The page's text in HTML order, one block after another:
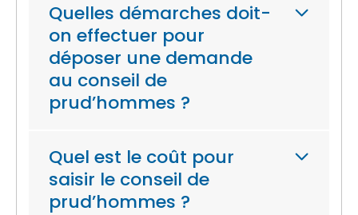
Quelles démarches doit-
on effectuer pour
déposer une demande
au conseil de
prud’hommes ?
Quel est le coût pour
saisir le conseil de
prud’hommes ?